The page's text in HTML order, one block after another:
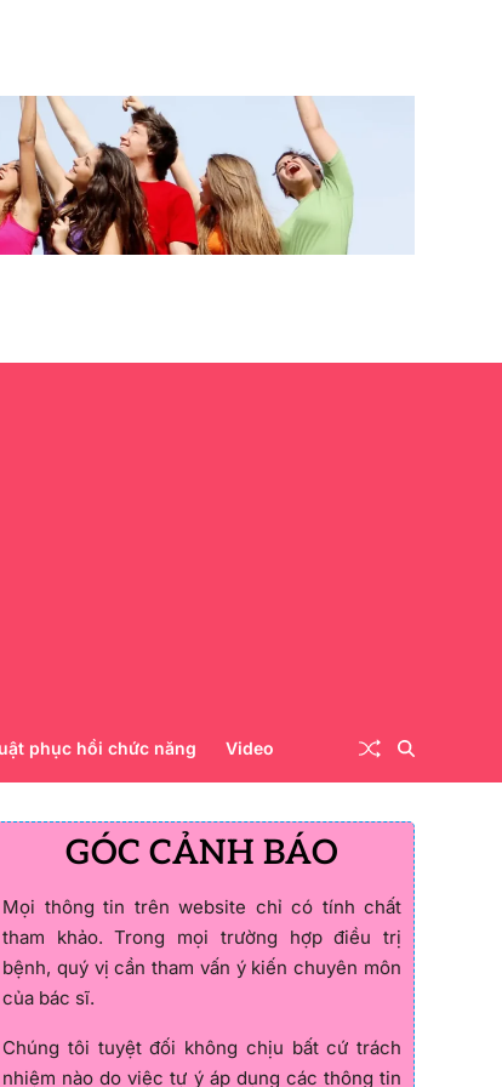
phục hồi chức năng Video
GÓC CẢNH BÁO
Mọi thông tin trên website chỉ có tính chất
tham khảo. Trong mọi trường hợp điều trị
bệnh, quý vị cần tham vấn ý kiến chuyên môn
của bác sĩ.
Chúng tôi tuyệt đối không chịu bất cứ trách
nhiệm nào do việc tự ý áp dụng các thông tin